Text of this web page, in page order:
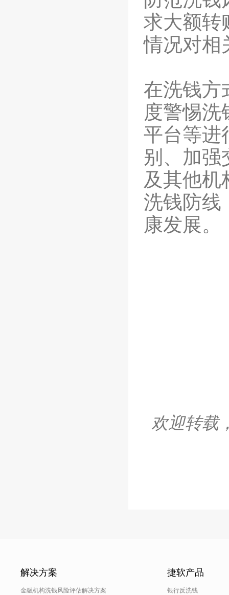
求大额转
情况对相
在洗钱方
度警惕洗
平台等进
别、加强
及其他机
洗钱防线
康发展。
欢迎转载
解决方案
金融机构洗钱风险评估解决方案
捷软产品
银行反洗钱